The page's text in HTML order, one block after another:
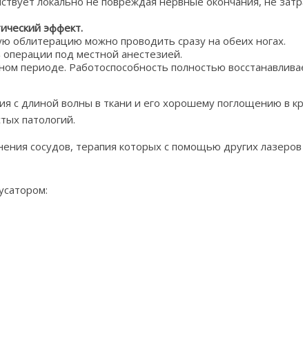
эффект.
облитерацию можно проводить сразу на обеих ногах.
под местной анестезией.
периоде. Работоспособность полностью
с длиной волны в ткани и его хорошему поглощению
патологий.
сосудов, терапия которых с помощью других лазеров